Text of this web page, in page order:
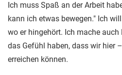
Ich muss Spaß an der Arbeit
kann ich etwas bewegen." Ich
wo er hingehört. Ich mache auch
das Gefühl haben, dass wir hier
erreichen können.